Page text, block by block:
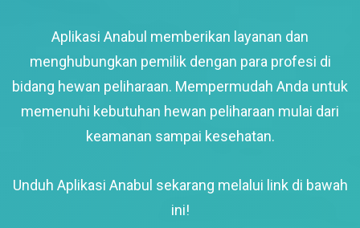
Aplikasi Anabul memberikan layanan dan
menghubungkan pemilik dengan para profesi di
bidang hewan peliharaan. Mempermudah Anda untuk
memenuhi kebutuhan hewan peliharaan mulai dari
keamanan sampai kesehatan.
Unduh Aplikasi Anabul sekarang melalui link di bawah
ini!